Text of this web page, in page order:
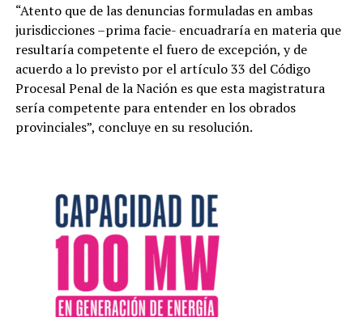
“Atento que de las denuncias formuladas en ambas
jurisdicciones –prima facie- encuadraría en materia que
resultaría competente el fuero de excepción, y de
acuerdo a lo previsto por el artículo 33 del Código
Procesal Penal de la Nación es que esta magistratura
sería competente para entender en los obrados
provinciales”, concluye en su resolución.